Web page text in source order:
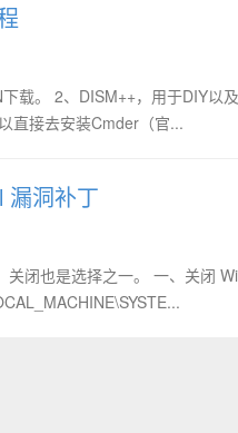
载。 2、DISM++，用于DIY以
直接去安装Cmder（官...
漏洞补丁
闭也是选择之一。 一、关闭